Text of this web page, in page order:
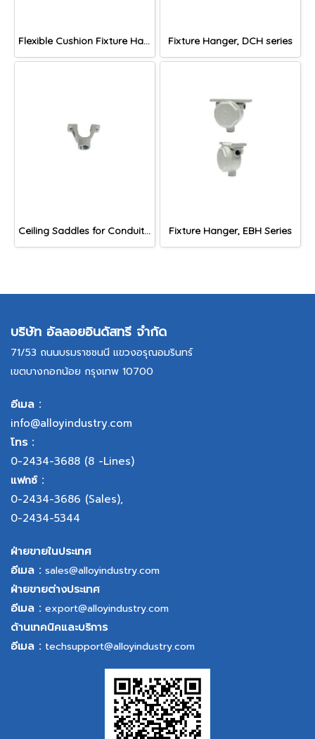
Flexible Cushion Fixture Hanger, ECH series Fixture Hanger, DCH series
Ceiling Saddles for Conduit Support, VH series Fixture Hanger, EBH Series
บริษัท อัลลอยอินดัสทรี จำกัด
71/53 ถนนบรมราชชนนี แขวงอรุณอมรินทร์
เขตบางกอกน้อย กรุงเทพ 10700
อีเมล :
info@alloyindustry.com
โทร :
0-2434-3688 (8 -Lines)
แฟกซ์ :
0-2434-3686 (Sales),
0-2434-5344
ฝ่ายขายในประเทศ
อีเมล : sales@alloyindustry.com
ฝ่ายขายต่างประเทศ
อีเมล : export@alloyindustry.com
ด้านเทคนิคและบริการ
อีเมล : techsupport@alloyindustry.com